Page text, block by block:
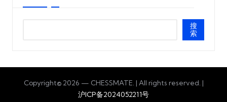
搜
索
Copyright© 2026 — CHESSMATE. | All rights reserved. |
沪ICP备2024052211号